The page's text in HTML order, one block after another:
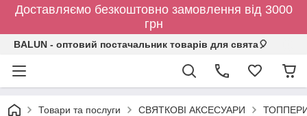
Доставляємо безкоштовно замовлення від 3000
грн
BALUN - оптовий постачальник товарів для свята🎈
Товари та послуги СВЯТКОВІ АКСЕСУАРИ